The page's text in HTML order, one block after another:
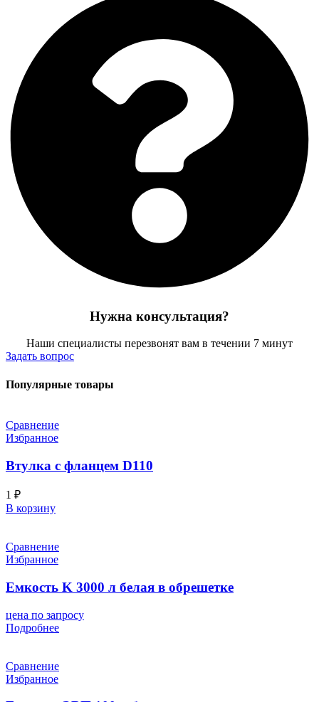
Нужна консультация?
Наши специалисты перезвонят вам в течении 7 минут
Задать вопрос
Популярные товары
Сравнение
Избранное
Втулка с фланцем D110
1 ₽
В корзину
Сравнение
Избранное
Емкость K 3000 л белая в обрешетке
цена по запросу
Подробнее
Сравнение
Избранное